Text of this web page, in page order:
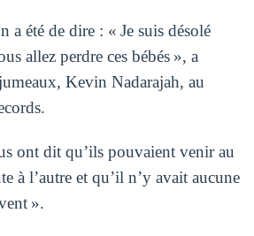
a été de dire : « Je suis désolé
allez perdre ces bébés », a
Kevin Nadarajah, au
ont dit qu’ils pouvaient venir au
à l’autre et qu’il n’y avait aucune
».